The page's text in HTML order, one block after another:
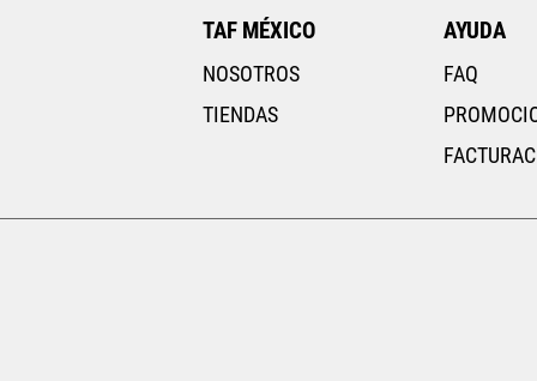
TAF MÉXICO
NOSOTROS
TIENDAS
AYUDA
FAQ